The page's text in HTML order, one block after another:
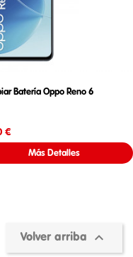
Batería Oppo Reno 6
€
Más Detalles
Volver arriba 